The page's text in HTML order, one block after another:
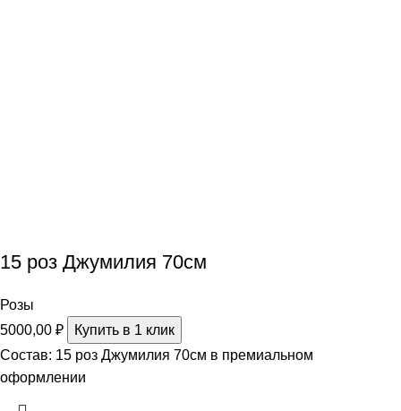
15 роз Джумилия 70см
Розы
5000,00 ₽
Купить в 1 клик
Состав: 15 роз Джумилия 70см в премиальном
оформлении